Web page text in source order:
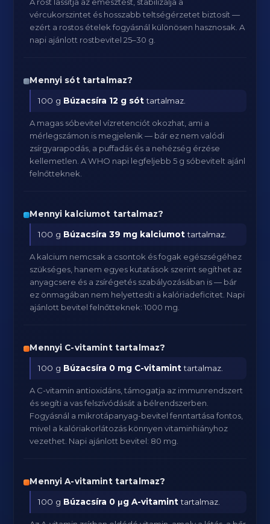
vércukorszintet és hosszabb teltségérzetet biztosít —
ezért a rostos ételek fogyásnál különösen hasznosak. A
napi ajánlott rostbevitel 25–30 g.
Mennyi sót tartalmaz?
100 g Búzacsíra 12 g sóttartalmaz.
A magas sóbevitel vízretenciót okozhat, ami a
mérlegszámon is megjelenik — bár ez nem valódi
zsírgyarapodás, a puffadás és a nehézség érzése
kellemetlen. A WHO napi legfeljebb 5 g sóbevitelt ajánl
felnőtteknek.
Mennyi kalciumot tartalmaz?
100 g Búzacsíra 39 mg kalciumottartalmaz.
A kalcium nemcsak a csontok és fogak egészségéhez
szükséges, hanem egyes kutatások szerint segíthet az
anyagcsere és a zsírégetés szabályozásában is — bár
ez önmagában nem helyettesíti a kalóriadeficitet. Napi
ajánlott bevitel felnőtteknek: 1000 mg.
Mennyi C-vitamint tartalmaz?
100 g Búzacsíra 0 mg C-vitaminttartalmaz.
A C-vitamin antioxidáns, támogatja az immunrendszert
és segíti a vas felszívódását a bélrendszerben.
Fogyásnál a mikrotápanyag-bevitel fenntartása fontos,
mivel a kalóriakorlátozás könnyen vitaminhiányhoz
vezethet. Napi ajánlott bevitel: 80 mg.
Mennyi A-vitamint tartalmaz?
100 g Búzacsíra 0 μg A-vitaminttartalmaz.